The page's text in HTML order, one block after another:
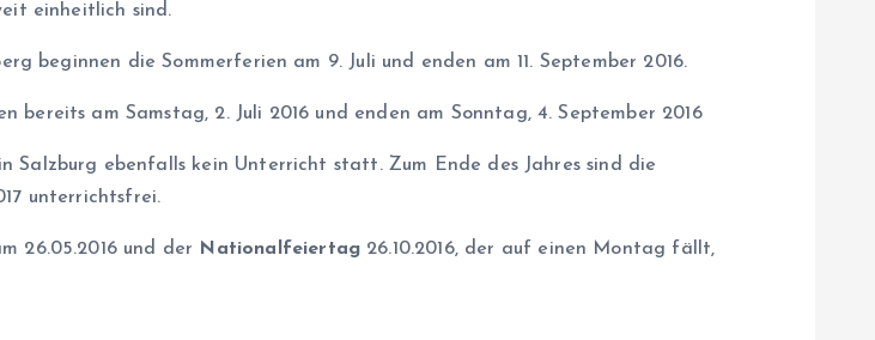
einheitlich sind.
beginnen die Sommerferien am 9. Juli und enden am 11. September 2016.
am Samstag, 2. Juli 2016 und enden am Sonntag, 4. September 2016
Salzburg ebenfalls kein Unterricht statt. Zum Ende des Jahres sind die
unterrichtsfrei.
26.05.2016 und der Nationalfeiertag26.10.2016, der auf einen Montag fällt,